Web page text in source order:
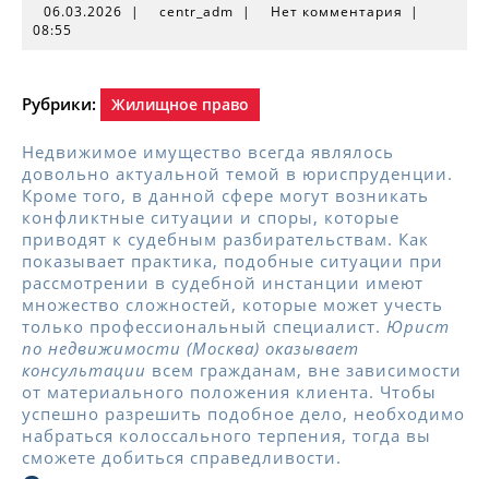
06.03.2026 06.03.2026
| centr_admcentr_adm
| Нет комментария
|
08:55
Рубрики: Жилищное право
Недвижимое имущество всегда являлось
довольно актуальной темой в юриспруденции.
Кроме того, в данной сфере могут возникать
конфликтные ситуации и споры, которые
приводят к судебным разбирательствам. Как
показывает практика, подобные ситуации при
рассмотрении в судебной инстанции имеют
множество сложностей, которые может учесть
только профессиональный специалист. Юрист
по недвижимости (Москва) оказывает
консультации всем гражданам, вне зависимости
от материального положения клиента. Чтобы
успешно разрешить подобное дело, необходимо
набраться колоссального терпения, тогда вы
сможете добиться справедливости.